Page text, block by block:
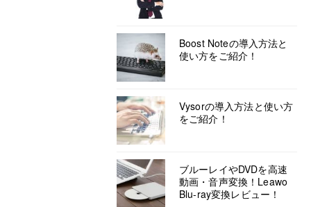
Boost Noteの導入方法と
使い方をご紹介！
Vysorの導入方法と使い方
をご紹介！
ブルーレイやDVDを高速
動画・音声変換！Leawo
Blu-ray変換レビュー！